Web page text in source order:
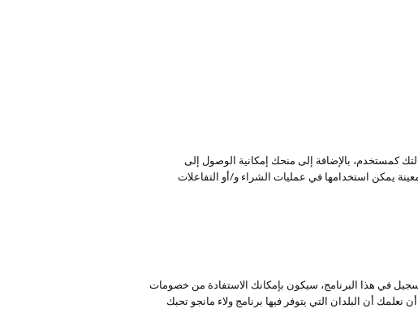
كمستخدم، بالإضافة إلى منحك إمكانية الوصول إلى
يمكن استخدامها في عمليات الشراء و/أو التفاعلات
في هذا البرنامج، سيكون بإمكانك الاستفادة من خصومات
أن البلدان التي يتوفر فيها برنامج ولاء مانجو تحبك